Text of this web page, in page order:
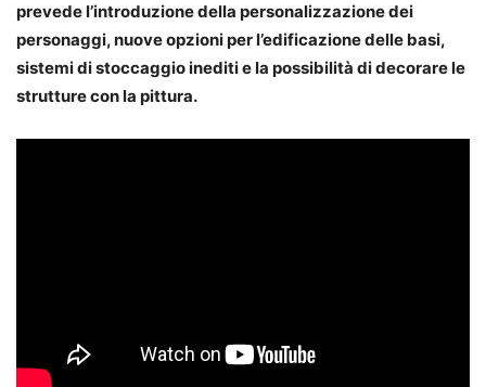
prevede l’introduzione della personalizzazione dei
personaggi, nuove opzioni per l’edificazione delle basi,
sistemi di stoccaggio inediti e la possibilità di decorare le
strutture con la pittura.